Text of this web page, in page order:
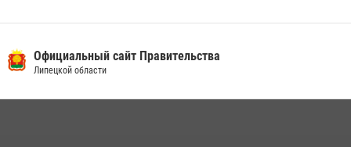
28 июля 2026, 14:38 4
Официальный сайт Правительства
Липецкой области